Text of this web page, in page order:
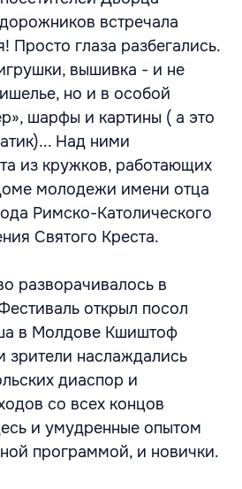
встречала
Просто глаза разбегались.
вышивка - и не
но и в особой
шарфы и картины ( а это
Над ними
из кружков, работающих
молодежи имени отца
Римско-Католического
Святого Креста.
разворачивалось в
открыл посол
в Молдове Кшиштоф
зрители наслаждались
диаспор и
со всех концов
и умудренные опытом
программой, и новички.